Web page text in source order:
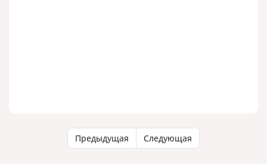
Предыдущая Следующая